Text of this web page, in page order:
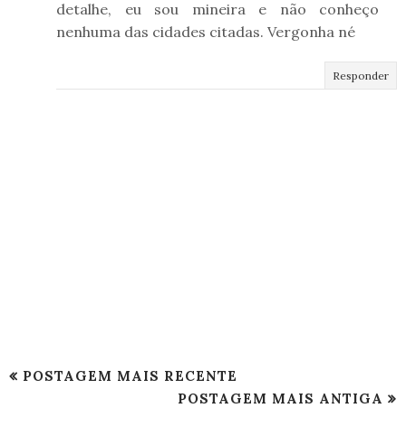
detalhe, eu sou mineira e não conheço
nenhuma das cidades citadas. Vergonha né
Responder
POSTAGEM MAIS RECENTE
POSTAGEM MAIS ANTIGA